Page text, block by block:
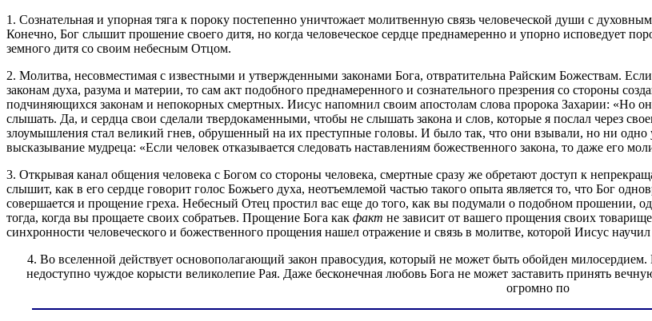
1. Сознательная и упорная тяга к пороку постепенно уничтожает молитвенную связь человеческой души с
Конечно, Бог слышит прошение своего дитя, но когда человеческое сердце преднамеренно и упорно исповедует
земного дитя со своим небесным Отцом.
2. Молитва, несовместимая с известными и утвержденными законами Бога, отвратительна Райским Божествам.
законам духа, разума и материи, то сам акт подобного преднамеренного и сознательного презрения со стороны
подчиняющихся законам и непокорных смертных. Иисус напомнил своим апостолам слова пророка Захарии: «Но
слышать. Да, и сердца свои сделали твердокаменными, чтобы не слышать закона и слов, которые я послал через
злоумышления стал великий гнев, обрушенный на их преступные головы. И было так, что они взывали, но ни
высказывание мудреца: «Если человек отказывается следовать наставлениям божественного закона, то даже его
3. Открывая канал общения человека с Богом со стороны человека, смертные сразу же обретают доступ к
слышит, как в его сердце говорит голос Божьего духа, неотъемлемой частью такого опыта является то, что Бог
совершается и прощение греха. Небесный Отец простил вас еще до того, как вы подумали о подобном прошении,
тогда, когда вы прощаете своих собратьев. Прощение Бога как факт не зависит от вашего прощения своих
синхронности человеческого и божественного прощения нашел отражение и связь в молитве, которой Иисус научил
4. Во вселенной действует основополагающий закон правосудия, который не может быть обойден
недоступно чуждое корысти великолепие Рая. Даже бесконечная любовь Бога не может заставить принять
огромно по